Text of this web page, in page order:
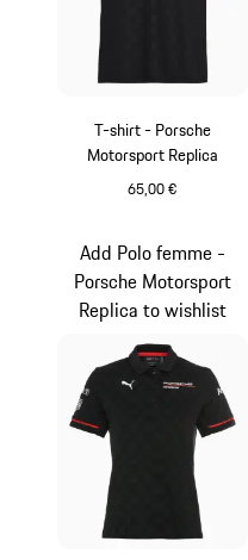
T-shirt - Porsche
Motorsport Replica
65,00 €
Add Polo femme -
Porsche Motorsport
Replica to wishlist